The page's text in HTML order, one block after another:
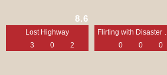
Lost Highway
8.6
3 0 2 0 0 0